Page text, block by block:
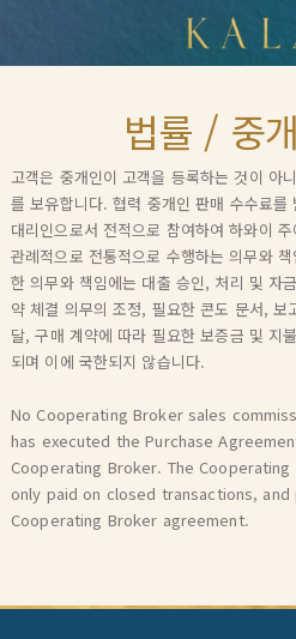
콘
건
너
뛰
기
법률 / 중
고객은 중개인이 고객을 등록하는 것이 아
를 보유합니다. 협력 중개인 판매 수수료를
대리인으로서 전적으로 참여하여 하와이
관례적으로 전통적으로 수행하는 의무와
한 의무와 책임에는 대출 승인, 처리 및 자
약 체결 의무의 조정, 필요한 콘도 문서,
달, 구매 계약에 따라 필요한 보증금 및 지
되며 이에 국한되지 않습니다.
No Cooperating Broker sales
has executed the Purchase
Cooperating Broker. The
only paid on closed transactions,
Cooperating Broker agreement.